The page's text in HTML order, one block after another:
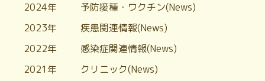
2024年
2023年
2022年
2021年
予防接種・ワクチン(News)
疾患関連情報(News)
感染症関連情報(News)
クリニック(News)